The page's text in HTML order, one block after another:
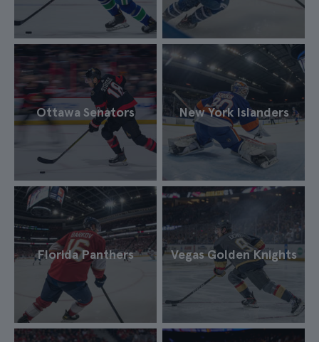
Ottawa Senators New York Islanders
Florida Panthers Vegas Golden Knights